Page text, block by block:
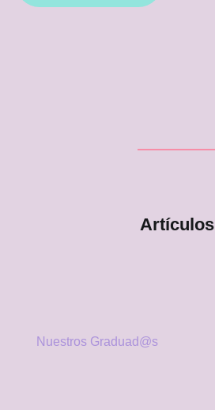
Artículos
Nuestros Graduad@s